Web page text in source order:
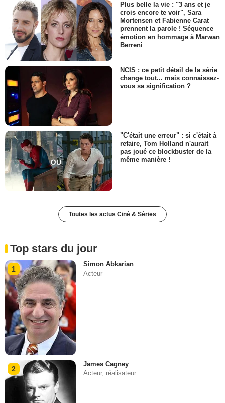
Plus belle la vie : "3 ans et je
crois encore te voir", Sara
Mortensen et Fabienne Carat
prennent la parole ! Séquence
émotion en hommage à Marwan
Berreni
NCIS : ce petit détail de la série
change tout... mais connaissez-
vous sa signification ?
"C'était une erreur" : si c'était à
refaire, Tom Holland n'aurait
pas joué ce blockbuster de la
même manière !
Toutes les actus Ciné & Séries
Top stars du jour
1
Simon Abkarian
Acteur
2
James Cagney
Acteur, réalisateur